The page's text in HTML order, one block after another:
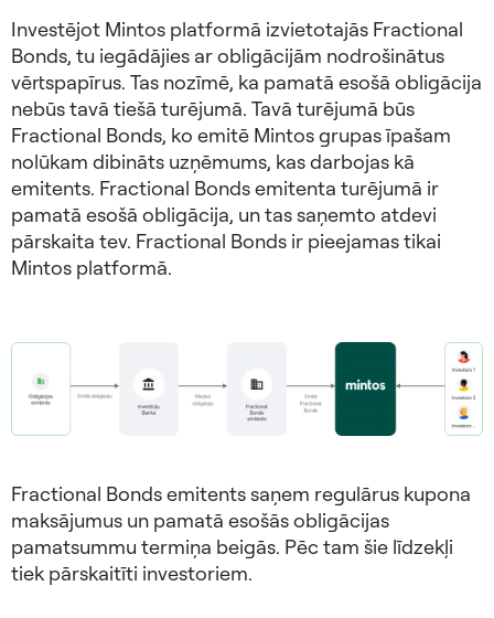
Investējot Mintos platformā izvietotajās Fractional
Bonds, tu iegādājies ar obligācijām nodrošinātus
vērtspapīrus. Tas nozīmē, ka pamatā esošā obligācija
nebūs tavā tiešā turējumā. Tavā turējumā būs
Fractional Bonds, ko emitē Mintos grupas īpašam
nolūkam dibināts uzņēmums, kas darbojas kā
emitents. Fractional Bonds emitenta turējumā ir
pamatā esošā obligācija, un tas saņemto atdevi
pārskaita tev. Fractional Bonds ir pieejamas tikai
Mintos platformā.
Fractional Bonds emitents saņem regulārus kupona
maksājumus un pamatā esošās obligācijas
pamatsummu termiņa beigās. Pēc tam šie līdzekļi
tiek pārskaitīti investoriem.